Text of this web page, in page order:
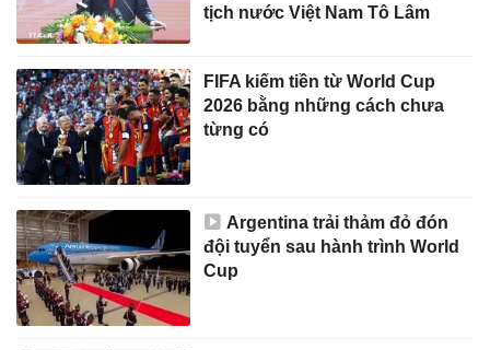
tịch nước Việt Nam Tô Lâm
FIFA kiếm tiền từ World Cup
2026 bằng những cách chưa
từng có
Argentina trải thảm đỏ đón
đội tuyển sau hành trình World
Cup